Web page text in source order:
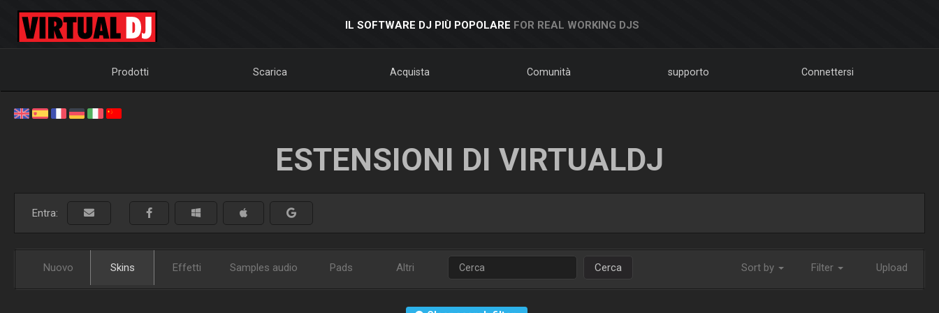
IL SOFTWARE DJ PIÙ POPOLARE FOR REAL WORKING DJS
Prodotti Scarica Acquista Comunità supporto Connettersi
ESTENSIONI DI VIRTUALDJ
Entra:
Nuovo Skins Effetti Samples audio Pads Altri Cerca Sort by Filter Upload